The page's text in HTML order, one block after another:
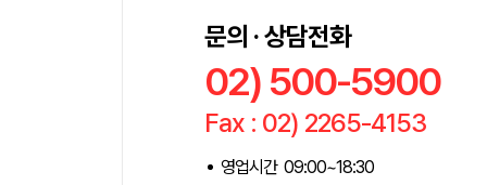
문의 · 상담전화
02) 500-5900
Fax : 02) 2265-4153
영업시간 09:00~18:30